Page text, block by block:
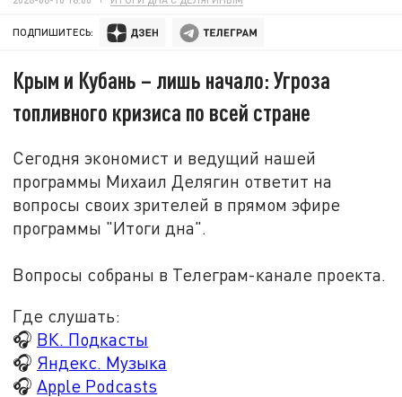
ПОДПИШИТЕСЬ:
Крым и Кубань – лишь начало: Угроза
топливного кризиса по всей стране
Сегодня экономист и ведущий нашей
программы Михаил Делягин ответит на
вопросы своих зрителей в прямом эфире
программы "Итоги дна".
Вопросы собраны в Телеграм-канале проекта.
Где слушать:
🎧 ВК. Подкасты
🎧 Яндекс. Музыка
🎧 Apple Podcasts